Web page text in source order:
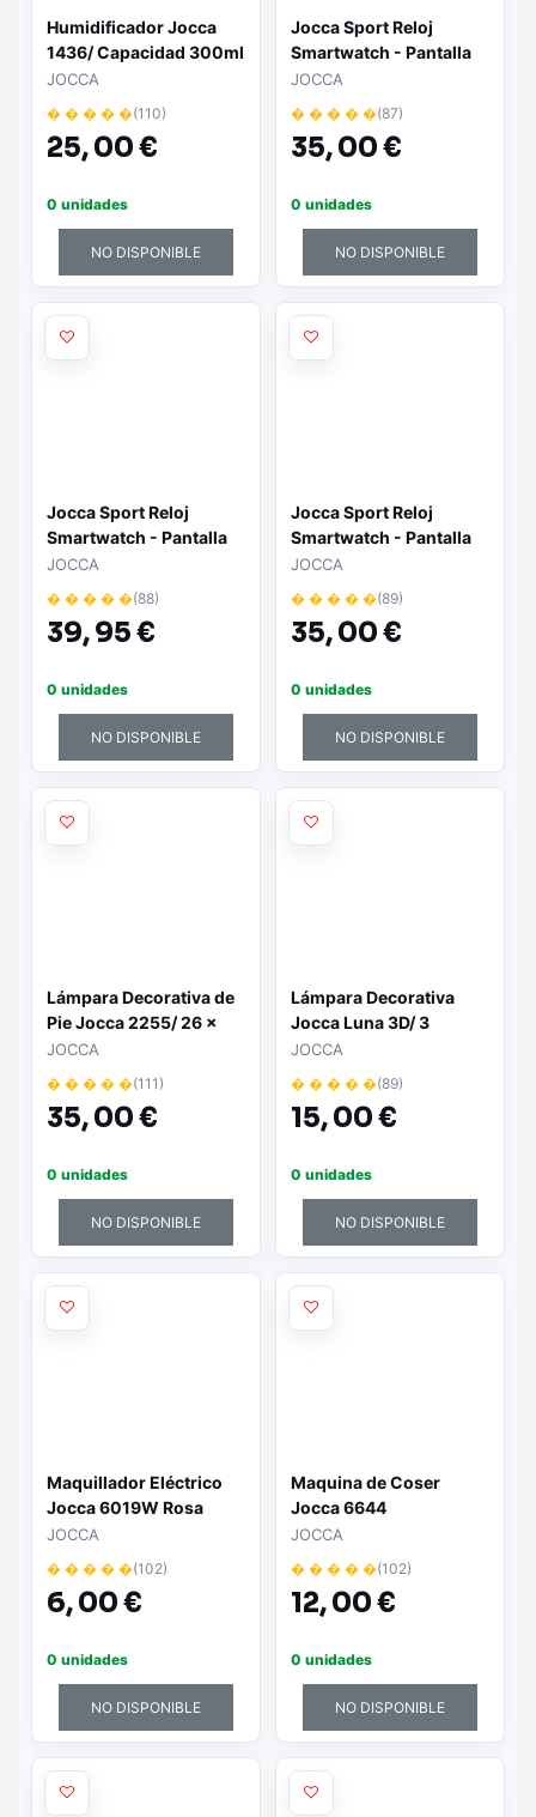
Humidificador Jocca
1436/ Capacidad 300ml
JOCCA
� � � � �(110)
25,00 €
0 unidades
NO DISPONIBLE
Jocca Sport Reloj
Smartwatch - Pantalla
Tactil - Bluetooth 4.0 -
Hasta 10 Dias de
Autonomia
JOCCA
� � � � �(87)
35,00 €
0 unidades
NO DISPONIBLE
Jocca Sport Reloj
Smartwatch - Pantalla
Tactil - Bluetooth 4.0 -
Hasta 10 Dias de
Autonomia
JOCCA
� � � � �(88)
39,95 €
0 unidades
NO DISPONIBLE
Jocca Sport Reloj
Smartwatch - Pantalla
Tactil - Bluetooth 4.0 -
Hasta 10 Dias de
Autonomia
JOCCA
� � � � �(89)
35,00 €
0 unidades
NO DISPONIBLE
Lámpara Decorativa de
Pie Jocca 2255/ 26 x
146cm/ Max 80W
JOCCA
� � � � �(111)
35,00 €
0 unidades
NO DISPONIBLE
Lámpara Decorativa
Jocca Luna 3D/ 3
Modos de Iluminación
JOCCA
� � � � �(89)
15,00 €
0 unidades
NO DISPONIBLE
Maquillador Eléctrico
Jocca 6019W Rosa
JOCCA
� � � � �(102)
6,00 €
0 unidades
NO DISPONIBLE
Maquina de Coser
Jocca 6644
JOCCA
� � � � �(102)
12,00 €
0 unidades
NO DISPONIBLE